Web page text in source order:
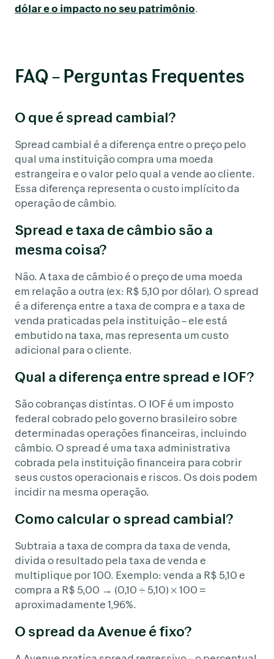
dólar e o impacto no seu patrimônio.
FAQ – Perguntas Frequentes
O que é spread cambial?
Spread cambial é a diferença entre o preço pelo
qual uma instituição compra uma moeda
estrangeira e o valor pelo qual a vende ao cliente.
Essa diferença representa o custo implícito da
operação de câmbio.
Spread e taxa de câmbio são a
mesma coisa?
Não. A taxa de câmbio é o preço de uma moeda
em relação a outra (ex: R$ 5,10 por dólar). O spread
é a diferença entre a taxa de compra e a taxa de
venda praticadas pela instituição – ele está
embutido na taxa, mas representa um custo
adicional para o cliente.
Qual a diferença entre spread e IOF?
São cobranças distintas. O IOF é um imposto
federal cobrado pelo governo brasileiro sobre
determinadas operações financeiras, incluindo
câmbio. O spread é uma taxa administrativa
cobrada pela instituição financeira para cobrir
seus custos operacionais e riscos. Os dois podem
incidir na mesma operação.
Como calcular o spread cambial?
Subtraia a taxa de compra da taxa de venda,
divida o resultado pela taxa de venda e
multiplique por 100. Exemplo: venda a R$ 5,10 e
compra a R$ 5,00 → (0,10 ÷ 5,10) × 100 =
aproximadamente 1,96%.
O spread da Avenue é fixo?